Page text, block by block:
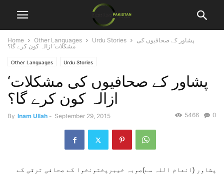
Home Other Languages Urdu Stories
پشاور کے صحافیوں کی
مشکلات‘ ازالہ کون کرے گا؟
Other Languages Urdu Stories
پشاور کے صحافیوں کی مشکلات‘
ازالہ کون کرے گا؟
By Inam Ullah - September 29, 2015 0
5466
پشاور (انعام اللہ سے)صوبہ خیبرپختونخوا کے صحافی ترقی کے